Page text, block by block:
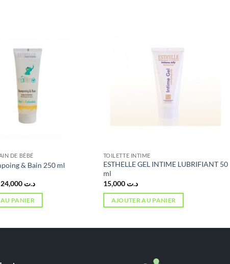
DE BÉBÉ
& Bain 250 ml
Le
prix
initial
était :
د.ت 24,000
Le
est :
PANIER
TOILETTE INTIME
ESTHELLE GEL INTIME LUBRIFIANT 50
ml
د.ت 15,000
AJOUTER AU PANIER